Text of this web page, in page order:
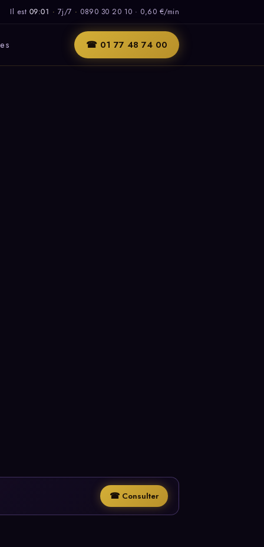
Il est 09:01 · 7j/7 · 0890 30 20 10 · 0,60 €/min
☎ 01 77 48 74 00
☎ Consulter